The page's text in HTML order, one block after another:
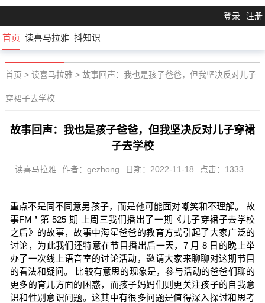
登录 注册
首页 读喜马拉雅 抖知识
首页 > 读喜马拉雅> 故事回声：我也是孩子爸爸，但我坚决反对儿子
穿裙子去学校
故事回声：我也是孩子爸爸，但我坚决反对儿子穿裙
子去学校
读喜马拉雅 作者：gezhong 日期：2022-11-18 点击：1333
重点不是同不同意男孩子，而是他可能面对嘲笑和不理解。 故
事FM ❜ 第 525 期 上周三我们播出了一期《儿子穿裙子去学校
之后》的故事，故事中海星爸爸的教育方式引起了大家广泛的
讨论，为此我们还特意在节目播出后一天，7 月 8 日的晚上举
办了一次线上语音室的讨论活动，邀请大家来聊聊对这期节目
的看法和疑问。 比较有意思的现象是，参与活动的爸爸们聊的
更多的育儿方面的困惑，而孩子妈妈们则更关注孩子的自我意
识和性别意识问题。这其中有很多问题是值得深入探讨和思考